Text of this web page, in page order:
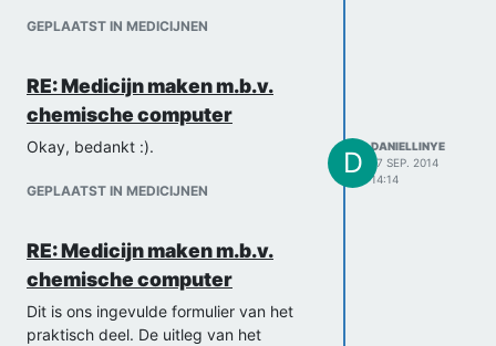
GEPLAATST IN MEDICIJNEN
RE: Medicijn maken m.b.v.
chemische computer
Okay, bedankt :).
GEPLAATST IN MEDICIJNEN
D
DANIELLINYE
17 SEP. 2014
14:14
RE: Medicijn maken m.b.v.
chemische computer
Dit is ons ingevulde formulier van het
praktisch deel. De uitleg van het